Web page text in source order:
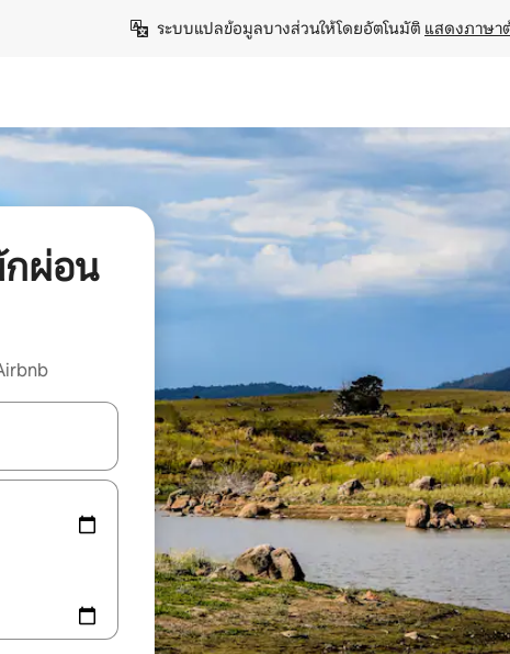
ระบบแปลข้อมูลบางส่วนให้โดยอัตโนมัติ แสดงภาษา
ผ่อน
พื่อสำรวจผลการค้นหา